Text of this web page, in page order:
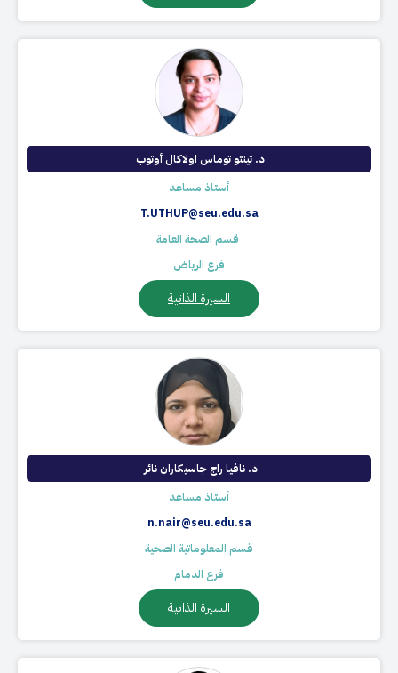
د. تينتو توماس اولاكال أوتوب ​
أستاذ مساعد
T.UTHUP@seu.edu.sa
​ قسم الصحة العامة
فرع الرياض
السيرة الذاتية
د. نافيا راج جاسيكاران نائر ​
أستاذ مساعد
n.nair@seu.edu.sa
قسم المعلوماتية الصحية
فرع الدمام
السيرة الذاتية